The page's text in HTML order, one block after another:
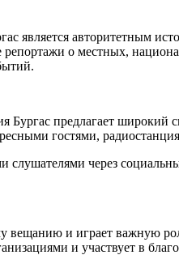
является авторитетным
репортажи о местных,
предлагает широкий
гостями,
слушателями через
вещанию и играет важную
и участвует в